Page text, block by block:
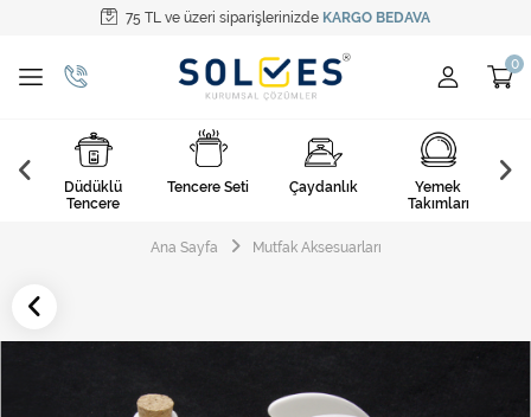
75 TL ve üzeri siparişlerinizde KARGO BEDAVA
Tüm Kategoriler
Pişirme Gereçleri
Yemek Takımları
Kahvaltı Takımları
Çatal Kaşık Bıçak
Cam Ürünler
Düdüklü
Tencere
Tencere Seti Çaydanlık
Yemek
Takımları
Ana Sayfa Mutfak Aksesuarları